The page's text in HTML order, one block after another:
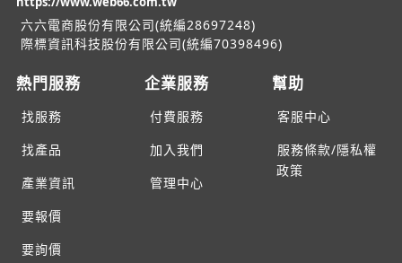
六六電商股份有限公司(統編28697248)
際標資訊科技股份有限公司(統編70398496)
熱門服務
找服務
找產品
產業資訊
要報價
要詢價
企業服務
付費服務
加入我們
管理中心
幫助
客服中心
服務條款/隱私權
政策